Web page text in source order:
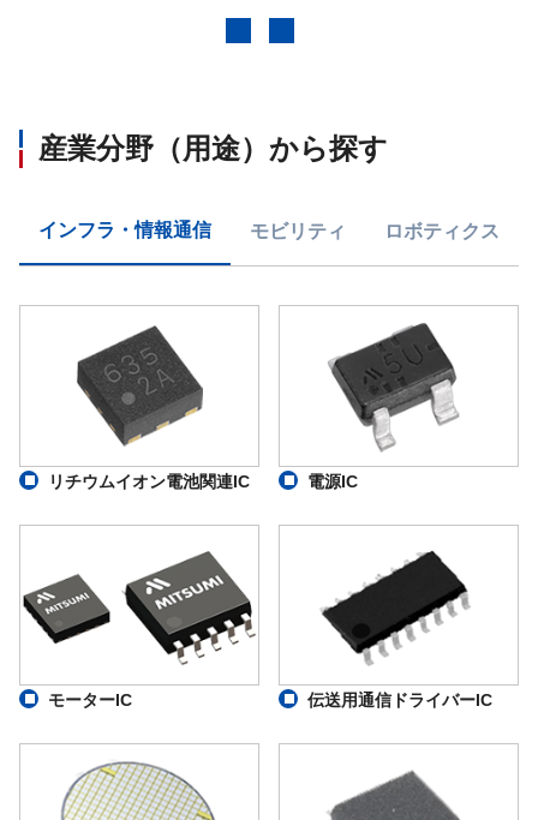
産業分野（用途）から探す
インフラ・情報通信 モビリティ ロボティクス
リチウムイオン電池関連IC 電源IC
モーターIC 伝送用通信ドライバーIC